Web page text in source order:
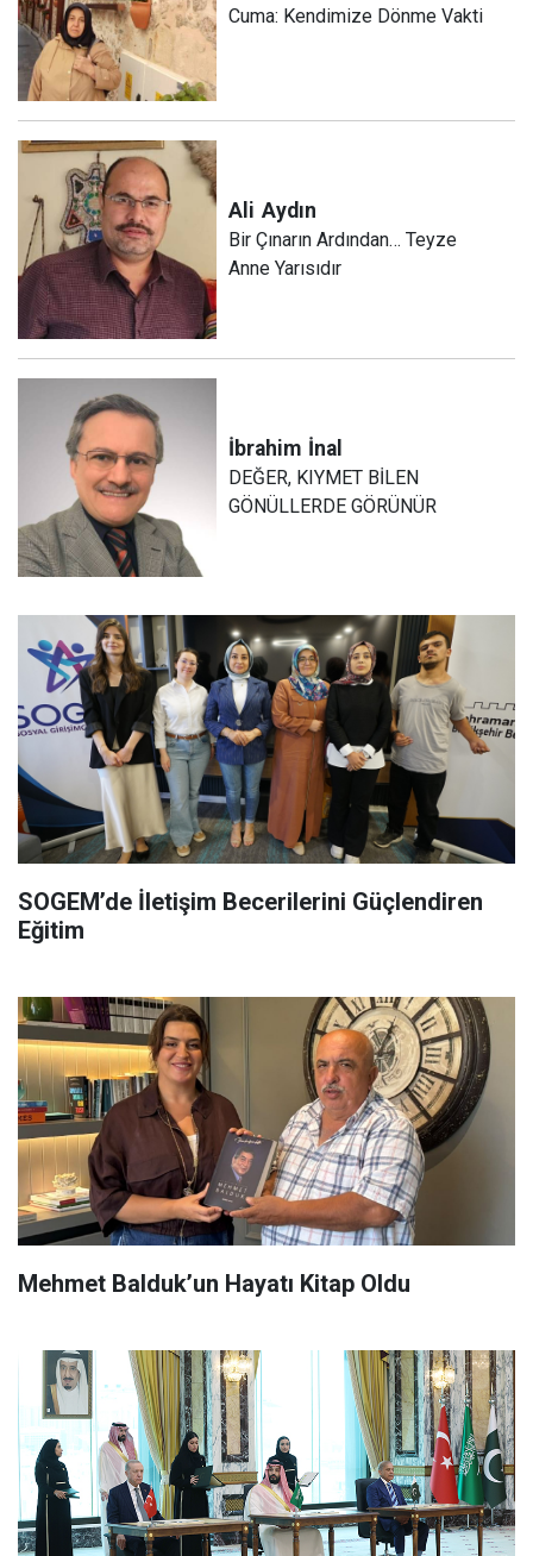
Cuma: Kendimize Dönme Vakti
Ali Aydın
Bir Çınarın Ardından… Teyze
Anne Yarısıdır
İbrahim İnal
DEĞER, KIYMET BİLEN
GÖNÜLLERDE GÖRÜNÜR
SOGEM’de İletişim Becerilerini Güçlendiren
Eğitim
Mehmet Balduk’un Hayatı Kitap Oldu